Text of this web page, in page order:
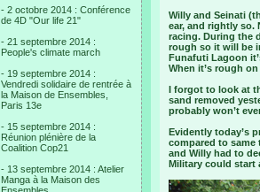
- 2 octobre 2014 : Conférence
de 4D "Our life 21"
- 21 septembre 2014 :
People's climate march
- 19 septembre 2014 :
Vendredi solidaire de rentrée à
la Maison de Ensembles,
Paris 13e
- 15 septembre 2014 :
Réunion plénière de la
Coalition Cop21
- 13 septembre 2014 : Atelier
Manga à la Maison des
Willy and Seinati
ear, and rightly so.
racing. During the
rough so it will be
Funafuti Lagoon
When it’s rough
I forgot to look at
sand removed
probably won’t
Evidently today’s
compared to same
and Willy had to
Military could start